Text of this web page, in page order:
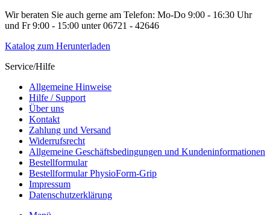
Wir beraten Sie auch gerne am Telefon: Mo-Do 9:00 - 16:30 Uhr
und Fr 9:00 - 15:00 unter 06721 - 42646
Katalog zum Herunterladen
Service/Hilfe
Allgemeine Hinweise
Hilfe / Support
Über uns
Kontakt
Zahlung und Versand
Widerrufsrecht
Allgemeine Geschäftsbedingungen und Kundeninformationen
Bestellformular
Bestellformular PhysioForm-Grip
Impressum
Datenschutzerklärung